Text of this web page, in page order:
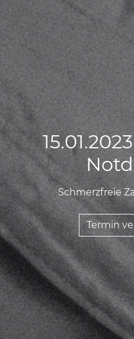
Schmerzfreie
Termin
Schmerzfreie
Termin
Schmerzfreie
Termin